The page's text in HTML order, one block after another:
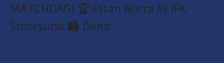
MATCHDAG! 🏆 Ettan Norra 🆚 IFK
Stocksund 🏟️ Dand